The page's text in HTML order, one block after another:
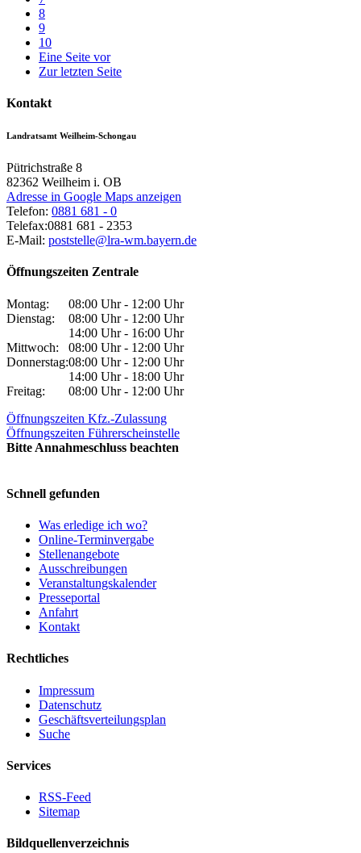
8
9
10
Eine Seite vor
Zur letzten Seite
Kontakt
Landratsamt Weilheim-Schongau
Pütrichstraße 8
82362 Weilheim i. OB
Adresse in Google Maps anzeigen
Telefon: 0881 681 - 0
Telefax:0881 681 - 2353
E-Mail: poststelle@lra-wm.bayern.de
Öffnungszeiten Zentrale
Montag:
08:00 Uhr - 12:00 Uhr
Dienstag:
08:00 Uhr - 12:00 Uhr
14:00 Uhr - 16:00 Uhr
Mittwoch:
08:00 Uhr - 12:00 Uhr
Donnerstag:08:00 Uhr - 12:00 Uhr
14:00 Uhr - 18:00 Uhr
Freitag:
08:00 Uhr - 12:00 Uhr
Öffnungszeiten Kfz.-Zulassung
Öffnungszeiten Führerscheinstelle
Bitte Annahmeschluss beachten
Schnell gefunden
Was erledige ich wo?
Online-Terminvergabe
Stellenangebote
Ausschreibungen
Veranstaltungskalender
Presseportal
Anfahrt
Kontakt
Rechtliches
Impressum
Datenschutz
Geschäftsverteilungsplan
Suche
Services
RSS-Feed
Sitemap
Bildquellenverzeichnis